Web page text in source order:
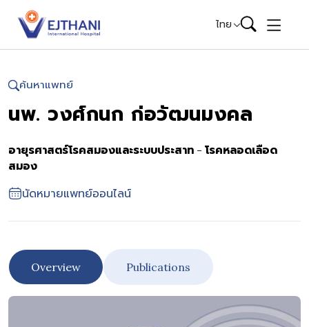
Skip to content
ไทย
ค้นหาแพทย์
นพ. วงศ์กนก ก่อวัฒนมงคล
อายุรศาสตร์โรคสมองและระบบประสาท - โรคหลอดเลือด
สมอง
นัดหมายแพทย์ออนไลน์
Overview Publications